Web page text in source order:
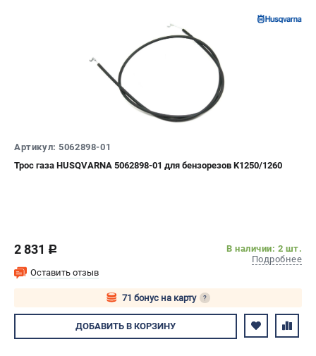
Артикул: 5062898-01
Трос газа HUSQVARNA 5062898-01 для бензорезов K1250/1260
2 831 c
В наличии: 2 шт.
Подробнее
Оставить отзыв
71 бонус на карту ?
Авторизуйтесь
ДОБАВИТЬ В КОРЗИНУ